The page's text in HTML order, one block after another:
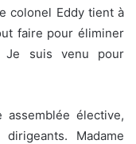
colonel Eddy tient à
faire pour éliminer
Je suis venu pour
élective,
Madame